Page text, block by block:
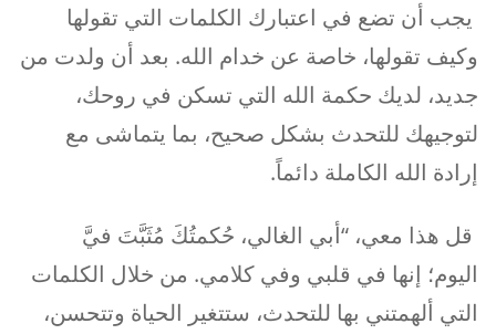
يجب أن تضع في اعتبارك الكلمات التي تقولها
وكيف تقولها، خاصة عن خدام الله. بعد أن ولدت من
جديد، لديك حكمة الله التي تسكن في روحك،
لتوجيهك للتحدث بشكل صحيح، بما يتماشى مع
إرادة الله الكاملة دائماً.
قل هذا معي، “أبي الغالي، حُكمتُكَ مُثَبَّتَ فيَّ
اليوم؛ إنها في قلبي وفي كلامي. من خلال الكلمات
التي ألهمتني بها للتحدث، ستتغير الحياة وتتحسن،